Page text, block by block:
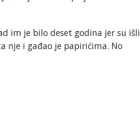
im je bilo deset godina jer su išli
nje i gađao je papirićima. No